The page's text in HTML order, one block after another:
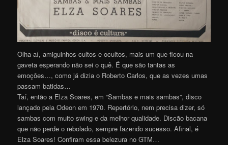
Olha aí, amiguinhos cultos e ocultos, mais um que ficou na
gaveta esperando não sei o quê. É que são tantas as
emoções…, como já dizia o Roberto Carlos, que as vezes umas
passam batidas…
Taí, então a Elza Soares, em “Sambas e mais sambas”, disco
lançado pela Odeon em 1970. Repertório, nem precisa dizer, só
sambas com muito swing e da melhor qualidade. Discão bacana
que não perde o rebolado, sempre fazendo sucesso. Afinal, é
Elza Soares! Confiram essa belezura no GTM…